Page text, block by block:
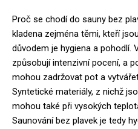
Proč se chodí do sauny bez
kladena zejména těmi, kteří
důvodem je hygiena a pohodlí.
způsobují intenzivní pocení, a
mohou zadržovat pot a
Syntetické materiály, z nichž
mohou také při vysokých
Saunování bez plavek je tedy